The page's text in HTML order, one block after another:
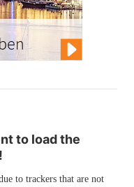
to load the
to trackers that are not